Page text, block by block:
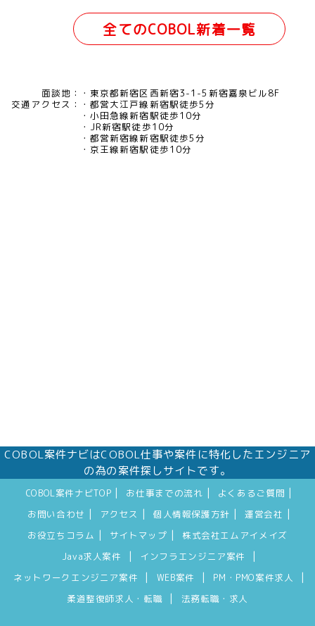
全てのCOBOL新着一覧
面談地：
東京都新宿区西新宿3-1-5新宿嘉泉ビル8F
交通アクセス：
都営大江戸線新宿駅徒歩5分
小田急線新宿駅徒歩10分
JR新宿駅徒歩10分
都営新宿線新宿駅徒歩5分
京王線新宿駅徒歩10分
COBOL案件ナビはCOBOL仕事や案件に特化したエンジニア
の為の案件探しサイトです。
COBOL案件ナビTOP お仕事までの流れ よくあるご質問
お問い合わせ アクセス 個人情報保護方針 運営会社
お役立ちコラム サイトマップ
株式会社エムアイメイズ
Java求人案件
インフラエンジニア案件
ネットワークエンジニア案件 WEB案件 PM・PMO案件求人
柔道整復師求人・転職 法務転職・求人